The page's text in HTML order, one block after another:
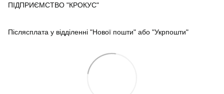
ПІДПРИЄМСТВО "КРОКУС"
Післясплата у відділенні "Нової пошти" або "Укрпошти"